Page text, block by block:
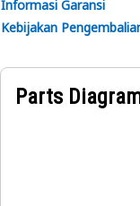
Informasi Garansi
Kebijakan
Parts